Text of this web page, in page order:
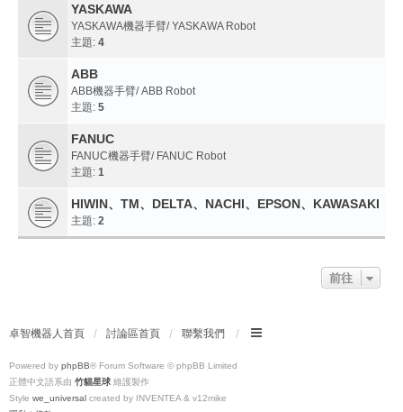
YASKAWA
YASKAWA機器手臂/ YASKAWA Robot
主題: 4
ABB
ABB機器手臂/ ABB Robot
主題: 5
FANUC
FANUC機器手臂/ FANUC Robot
主題: 1
HIWIN、TM、DELTA、NACHI、EPSON、KAWASAKI
主題: 2
前往
卓智機器人首頁 討論區首頁 聯繫我們
Powered by phpBB® Forum Software © phpBB Limited
正體中文語系由 竹貓星球 維護製作
Style we_universal created by INVENTEA & v12mike